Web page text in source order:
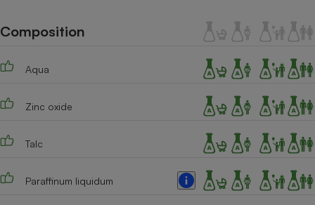
Composition
Aqua
Zinc oxide
Talc
Paraffinum liquidum
Lave-linge
Plaque de cuisson à
induction
Smartphone
Radiateur électrique
Antimoustique